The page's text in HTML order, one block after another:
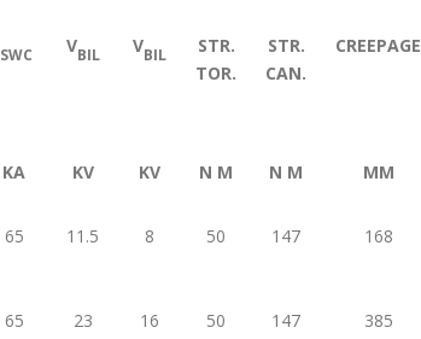
SWC VBIL VBIL
STR.
TOR.
STR.
CAN.
CREEPAGE
KA KV KV N M N M MM
65 11.5 8 50 147 168
65 23 16 50 147 385